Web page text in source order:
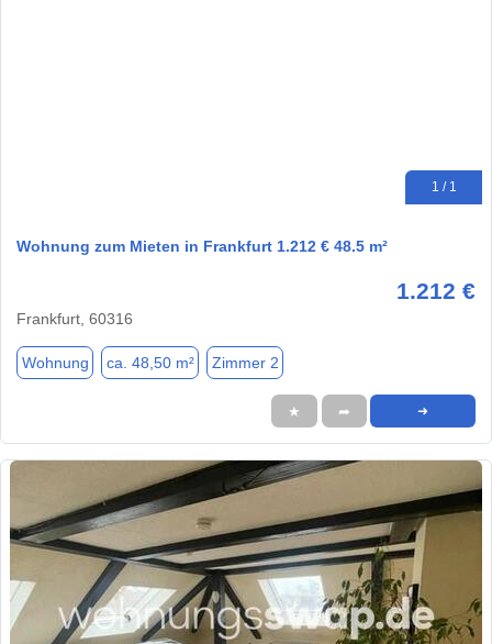
1 / 1
Wohnung zum Mieten in Frankfurt 1.212 € 48.5 m²
1.212 €
Frankfurt, 60316
Wohnung ca. 48,50 m² Zimmer 2
★ ➦ ➜